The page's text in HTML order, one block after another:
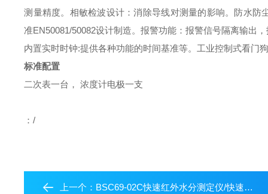
测量精度。 相敏检波设计：消除导线对测量的影响。 防水防
准EN50081/50082设计制造。报警功能：报警信号隔离输出
内置实时时钟:提供各种功能的时间基准等。 工业控制式看门
标准配置
二次表一台，
浓度计电极一支
：/
上一个： BSC69-02C快速红外水分测定仪/快速水分测定仪北京